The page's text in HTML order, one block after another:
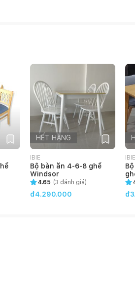
HẾT HÀNG
IBIE
Bộ bàn ăn 4-6-8 ghế
Windsor
4.65 (3 đánh giá)
đ4.290.000
IBIE